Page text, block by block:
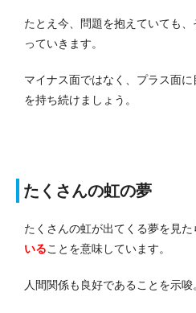
たとえ今、問題を抱えていても
っていきます。
マイナス面ではなく、プラス面
を持ち続けましょう。
たくさんの虹の夢
たくさんの虹が出てくる夢を見た
いることを意味しています。
人間関係も良好であることを示唆